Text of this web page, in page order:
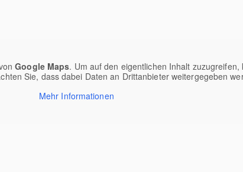
Google Maps. Um auf den eigentlichen Inhalt zuzugreifen,
Sie, dass dabei Daten an Drittanbieter weitergegeben
Mehr Informationen